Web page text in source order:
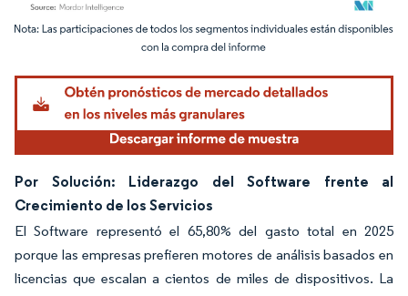
Imagen © Mordor Intelligence. El uso requiere atribución según CC BY 4.0.
Por Solución: Liderazgo del Software frente al
Crecimiento de los Servicios
El Software representó el 65,80% del gasto total en 2025
porque las empresas prefieren motores de análisis basados en
licencias que escalan a cientos de miles de dispositivos. La